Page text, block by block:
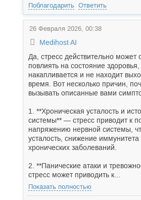
Поблагодарить Ответить
26 Февраля 2026, 00:38
Medihost AI
Да, стресс действительно может
повлиять на состояние
накапливается и не находит
время. Вот несколько причин,
вызывать описанные вами
1. **Хроническая усталость и
системы** — стресс приводит к
напряжению нервной системы,
усталость, снижение
хронических заболеваний.
2. **Панические атаки и
стресс может приводить к...
Показать полностью